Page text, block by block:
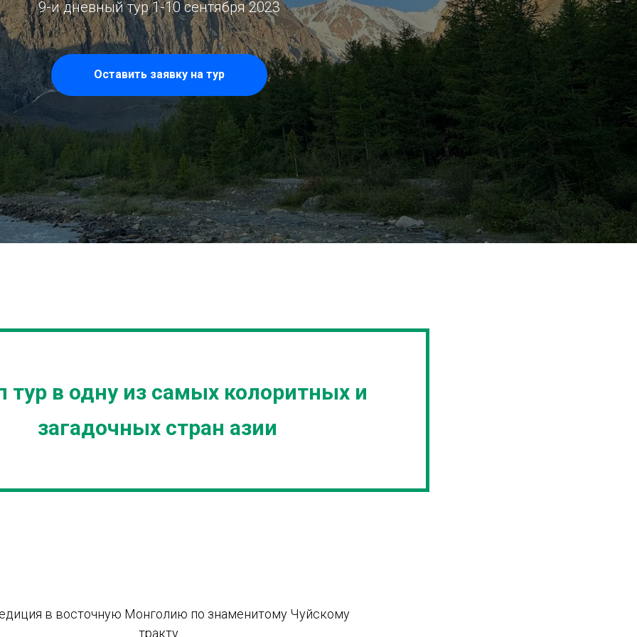
9-и дневный тур 1-10 сентября 2023
Оставить заявку на тур
в одну из самых колоритных и
загадочных стран азии
в восточную Монголию по знаменитому Чуйскому
тракту.